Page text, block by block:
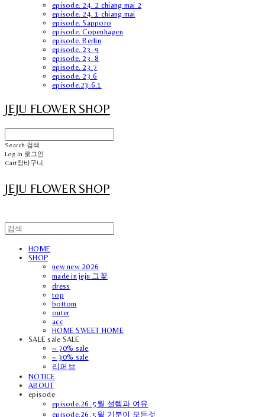
episode. 24. 2 chiang mai 2
episode. 24. 1 chiang mai
episode. Sapporo
episode. Copenhagen
episode. Berlin
episode. 23. 9
episode. 23. 8
episode. 23.7
episode. 23.6
episode.23.6.1
JEJU FLOWER SHOP
Search 검색
Log In 로그인
Cart장바구니
JEJU FLOWER SHOP
HOME
SHOP
new new 2026
made in jeju 그꽃
dress
top
bottom
outer
acc
HOME SWEET HOME
SALE sale SALE
~ 70% sale
~ 30% sale
리퍼브
NOTICE
ABOUT
episode
episode.26. 5월 설렘과 여유
episode.26. 5월 기분이 모든것